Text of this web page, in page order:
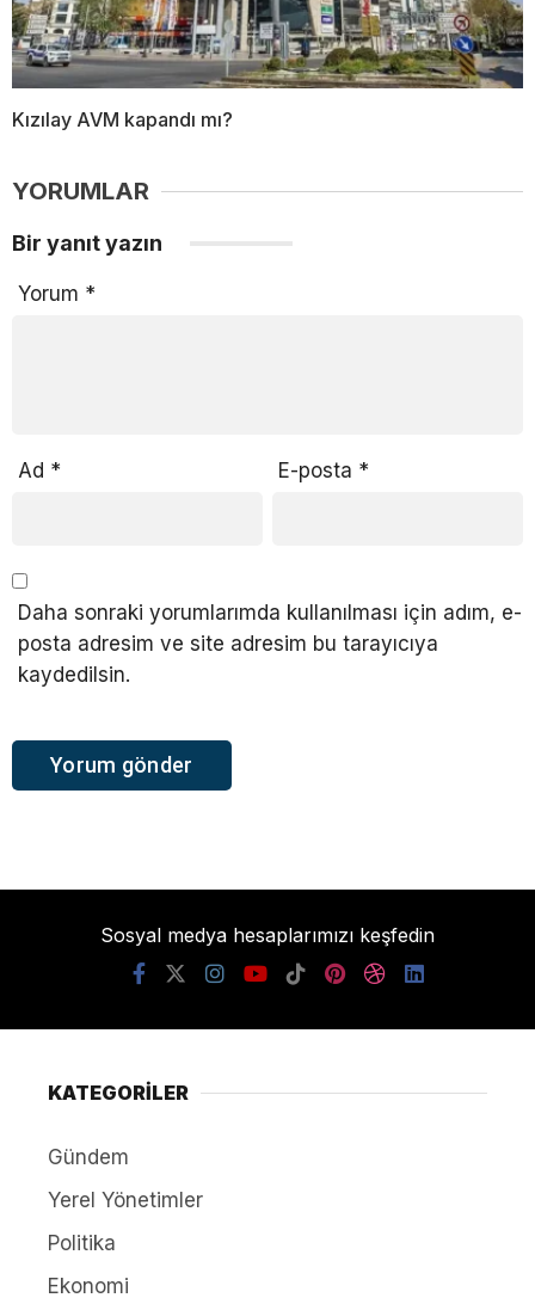
Kızılay AVM kapandı mı?
YORUMLAR
Bir yanıt yazın
Yorum *
Ad * E-posta *
Daha sonraki yorumlarımda kullanılması için adım, e-
posta adresim ve site adresim bu tarayıcıya
kaydedilsin.
Sosyal medya hesaplarımızı keşfedin
KATEGORİLER
Gündem
Yerel Yönetimler
Politika
Ekonomi